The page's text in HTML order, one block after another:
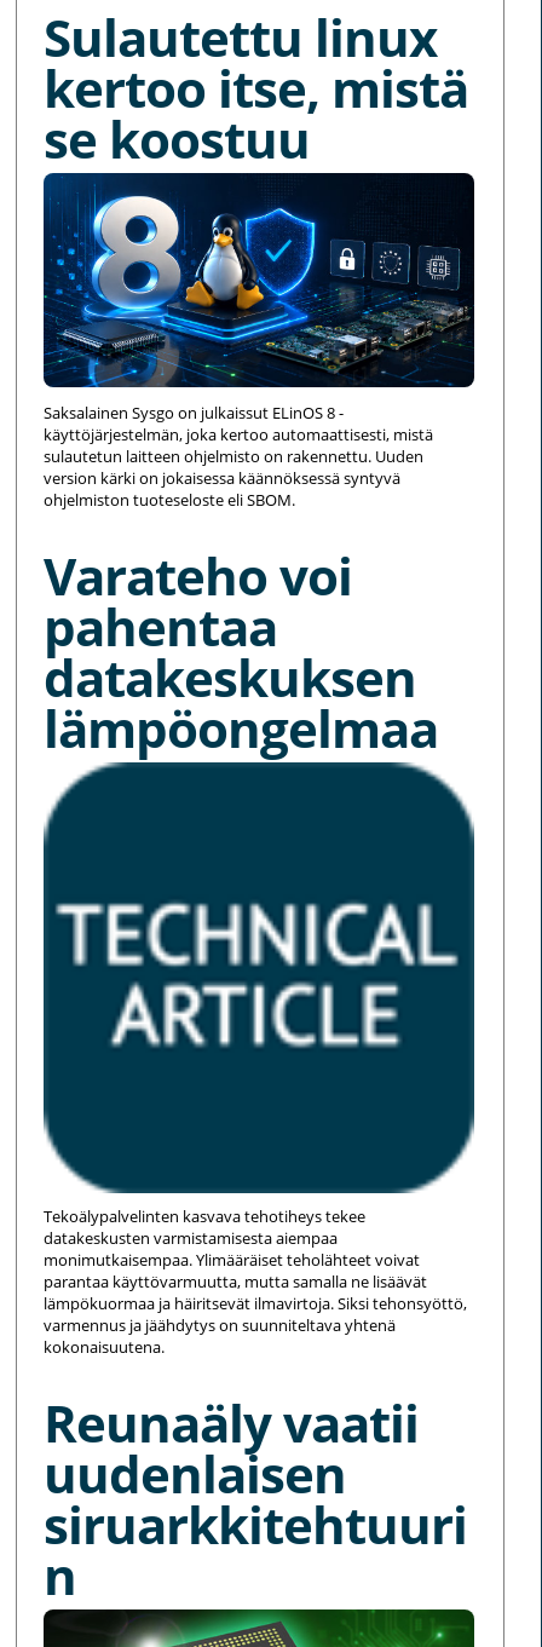
Sulautettu linux
kertoo itse, mistä
se koostuu
Saksalainen Sysgo on julkaissut ELinOS 8 -
käyttöjärjestelmän, joka kertoo automaattisesti, mistä
sulautetun laitteen ohjelmisto on rakennettu. Uuden
version kärki on jokaisessa käännöksessä syntyvä
ohjelmiston tuoteseloste eli SBOM.
Varateho voi
pahentaa
datakeskuksen
lämpöongelmaa
Tekoälypalvelinten kasvava tehotiheys tekee
datakeskusten varmistamisesta aiempaa
monimutkaisempaa. Ylimääräiset teholähteet voivat
parantaa käyttövarmuutta, mutta samalla ne lisäävät
lämpökuormaa ja häiritsevät ilmavirtoja. Siksi tehonsyöttö,
varmennus ja jäähdytys on suunniteltava yhtenä
kokonaisuutena.
Reunaäly vaatii
uudenlaisen
siruarkkitehtuuri
n